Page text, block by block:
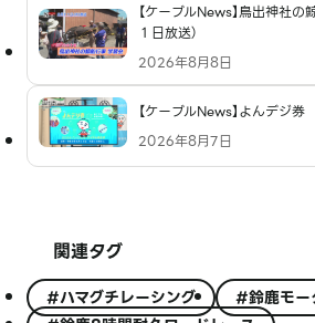
【ケーブルNews】鳥出神社の
１日放送）
2026年8月8日
【ケーブルNews】よんデジ
2026年8月7日
関連タグ
#ハマグチレーシング
#鈴鹿モー